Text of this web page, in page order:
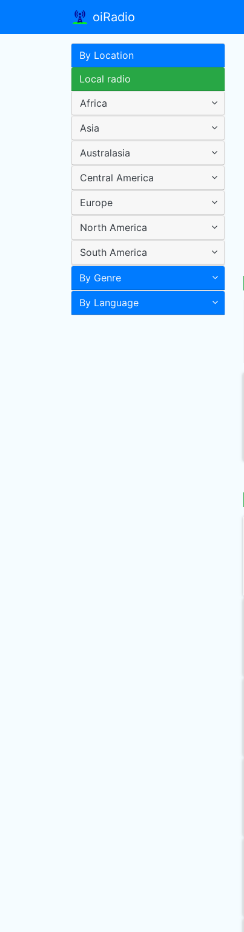
oiRadio
By Location
Local radio
Africa
Asia
Australasia
Central America
Europe
North America
South America
By Genre
By Language